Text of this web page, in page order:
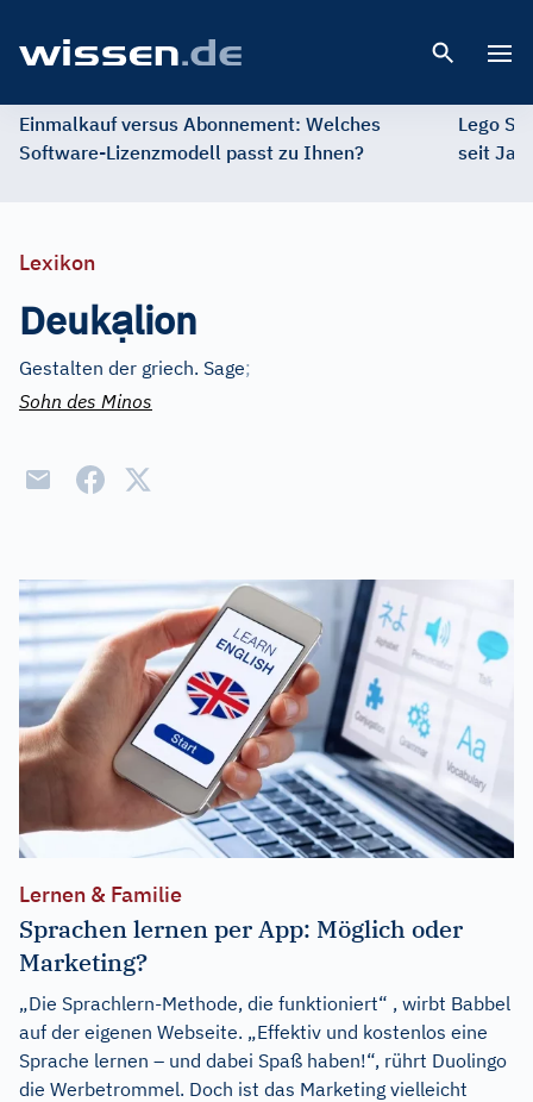
Einmalkauf versus Abonnement: Welches
Software-Lizenzmodell passt zu Ihnen?
Lego
seit
Lexikon
Deukạlion
Gestalten der griech. Sage;
Sohn des Minos
Lernen & Familie
Sprachen lernen per App: Möglich oder
Marketing?
„Die Sprachlern-Methode, die funktioniert“ , wirbt Babbel
auf der eigenen Webseite. „Effektiv und kostenlos eine
Sprache lernen – und dabei Spaß haben!“, rührt Duolingo
die Werbetrommel. Doch ist das Marketing vielleicht